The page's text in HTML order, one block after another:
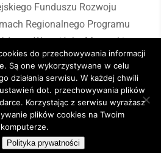
Funduszu Rozwoju
Regionalnego Programu
Warmińsko-Mazurskiego
2014-2020
Gmina Janowiec Kościelny
do przechowywania informacji
Są one wykorzystywane w celu
działania serwisu. W każdej chwili
dot. przechowywania plików
Korzystając z serwisu wyrażasz
plików cookies na Twoim
komputerze.
Polityka prywatności